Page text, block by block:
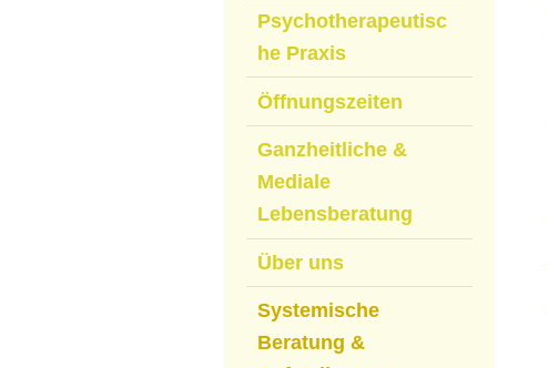
Psychotherapeutisc
he Praxis
Öffnungszeiten
Ganzheitliche &
Mediale
Lebensberatung
Über uns
Systemische
Beratung &